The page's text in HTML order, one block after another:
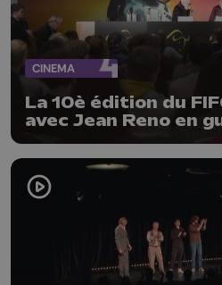
CINEMA
La 10è édition du
avec Jean Reno en